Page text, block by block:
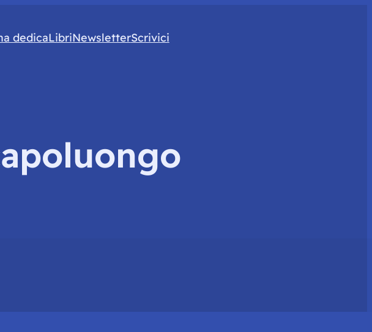
dedicaLibriNewsletterScrivici